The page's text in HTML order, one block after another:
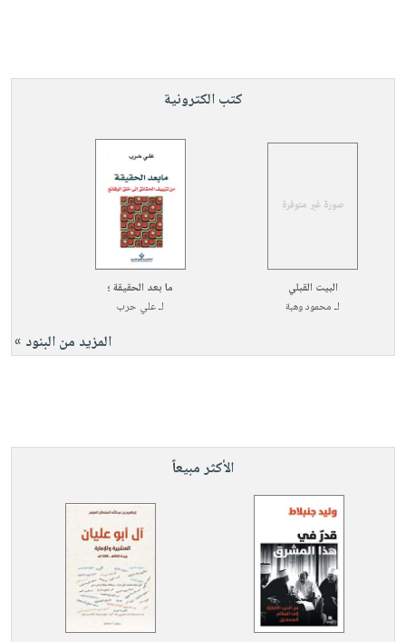
كتب الكترونية
البيت القبلي
لـمحمود وهبة
ما بعد الحقيقة ؛
لـعلي حرب
المزيد من البنود »
الأكثر مبيعاً